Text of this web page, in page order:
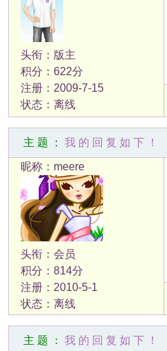
头衔：版主
积分：622分
注册：2009-7-15
状态：离线
主题： 我的回复如下！
昵称：meere
头衔：会员
积分：814分
注册：2010-5-1
状态：离线
主题： 我的回复如下！